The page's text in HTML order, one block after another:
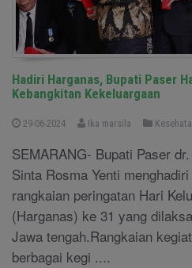
Hadiri Harganas, Bupati Paser
Kebangkitan Kekeluargaan
29-06-2024 Ika marsila
SEMARANG- Bupati Paser
Sinta Rosma Yenti
rangkaian peringatan Hari
(Harganas) ke 31 yang
Jawa tengah.Rangkaian
berbagai kegi ....